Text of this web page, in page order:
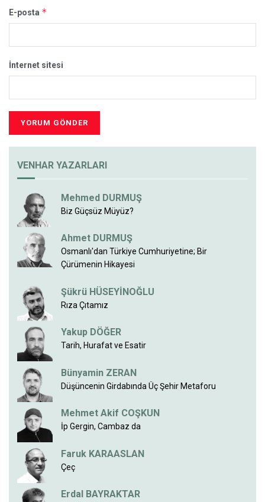
E-posta *
İnternet sitesi
VENHAR YAZARLARI
Mehmed DURMUŞ
Biz Güçsüz Müyüz?
Ahmet DURMUŞ
Osmanlı'dan Türkiye Cumhuriyetine; Bir
Çürümenin Hikayesi
Şükrü HÜSEYİNOĞLU
Rıza Çıtamız
Yakup DÖĞER
Tarih, Hurafat ve Esatir
Bünyamin ZERAN
Düşüncenin Girdabında Üç Şehir Metaforu
Mehmet Akif COŞKUN
İp Gergin, Cambaz da
Faruk KARAASLAN
Çeç
Erdal BAYRAKTAR